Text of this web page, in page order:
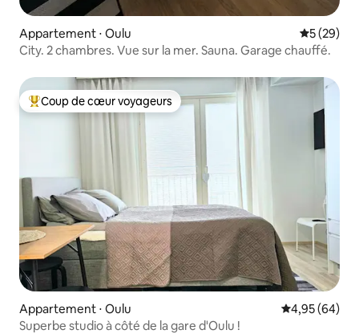
Appartement ⋅ Oulu
5 (29)
City. 2 chambres. Vue sur la mer. Sauna. Garage chauffé.
Coups de cœur voyageurs les plus appréciés
Coup de cœur voyageurs
Appartement ⋅ Oulu Évaluation
4,95 (64)
Superbe studio à côté de la gare d'Oulu !